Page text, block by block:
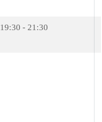
19:30 - 21:30